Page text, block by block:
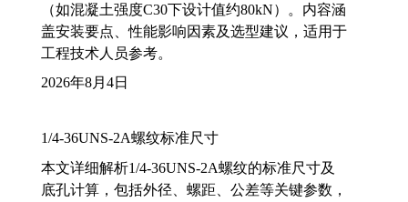
（如混凝土强度C30下设计值约80kN）。内容涵
盖安装要点、性能影响因素及选型建议，适用于
工程技术人员参考。
2026年8月4日
1/4-36UNS-2A螺纹标准尺寸
本文详细解析1/4-36UNS-2A螺纹的标准尺寸及
底孔计算，包括外径、螺距、公差等关键参数，